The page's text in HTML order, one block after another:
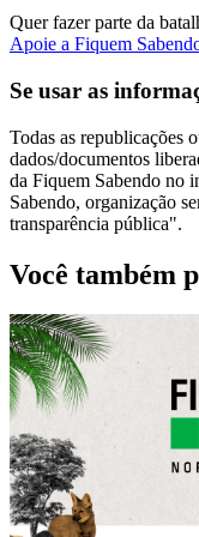
Quer fazer parte da
Apoie a Fiquem
Se usar as
Todas as republicações
dados/documentos
da Fiquem Sabendo no
Sabendo, organização
transparência pública".
Você também